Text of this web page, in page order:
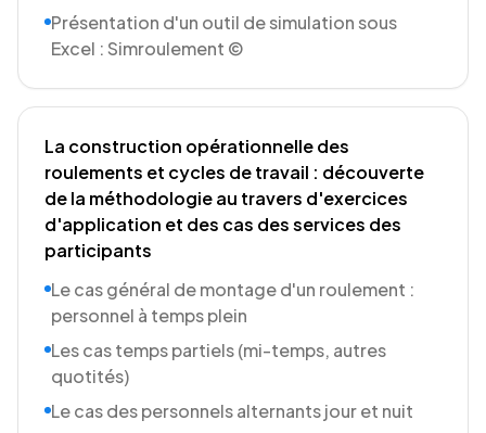
Présentation d'un outil de simulation sous
Excel : Simroulement ©
La construction opérationnelle des
roulements et cycles de travail : découverte
de la méthodologie au travers d'exercices
d'application et des cas des services des
participants
Le cas général de montage d'un roulement :
personnel à temps plein
Les cas temps partiels (mi-temps, autres
quotités)
Le cas des personnels alternants jour et nuit